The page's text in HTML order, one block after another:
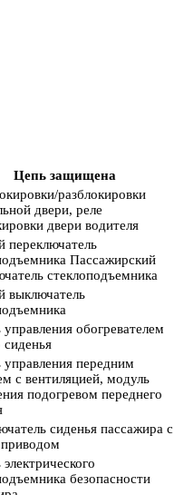
Цепь защищена
разблокировки
двери, реле
двери водителя
переключатель
Пассажирский
стеклоподъемника
выключатель
обогревателем
сиденья
передним
с вентиляцией, модуль
подогревом переднего
сиденья пассажира с
безопасности